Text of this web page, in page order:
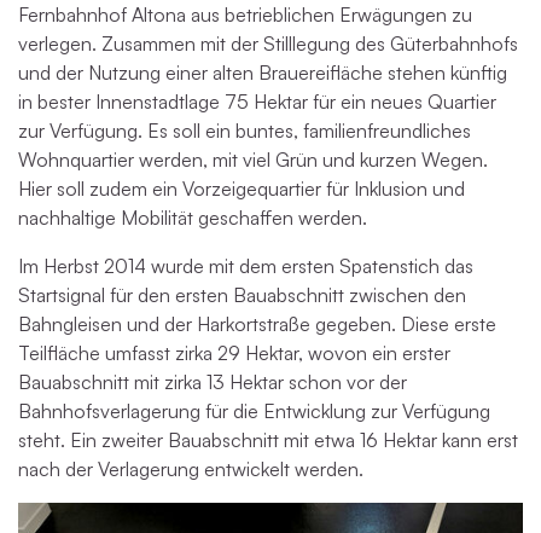
Fernbahnhof Altona aus betrieblichen Erwägungen zu
verlegen. Zusammen mit der Stilllegung des Güterbahnhofs
und der Nutzung einer alten Brauereifläche stehen künftig
in bester Innenstadtlage 75 Hektar für ein neues Quartier
zur Verfügung. Es soll ein buntes, familienfreundliches
Wohnquartier werden, mit viel Grün und kurzen Wegen.
Hier soll zudem ein Vorzeigequartier für Inklusion und
nachhaltige Mobilität geschaffen werden.
Im Herbst 2014 wurde mit dem ersten Spatenstich das
Startsignal für den ersten Bauabschnitt zwischen den
Bahngleisen und der Harkortstraße gegeben. Diese erste
Teilfläche umfasst zirka 29 Hektar, wovon ein erster
Bauabschnitt mit zirka 13 Hektar schon vor der
Bahnhofsverlagerung für die Entwicklung zur Verfügung
steht. Ein zweiter Bauabschnitt mit etwa 16 Hektar kann erst
nach der Verlagerung entwickelt werden.